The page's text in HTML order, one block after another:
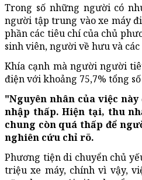
Trong số những người có
người tập trung vào xe máy
phần các tiêu chí của chủ
sinh viên, người về hưu và
Khía cạnh mà người người
điện với khoảng 75,7% tổng
"Nguyên nhân của việc
nhập thấp. Hiện tại, thu
chung còn quá thấp để
nghiên cứu chỉ rõ.
Phương tiện di chuyển chủ
triệu xe máy, chính vì vậy,